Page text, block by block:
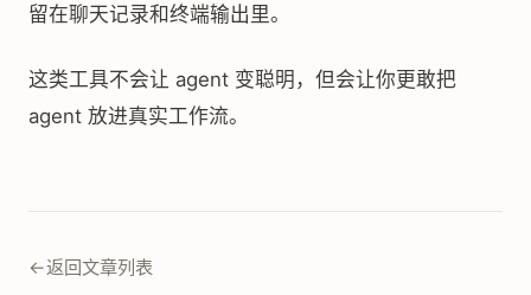
留在聊天记录和终端输出里。
这类工具不会让 agent 变聪明，但会让你更敢把
agent 放进真实工作流。
←返回文章列表